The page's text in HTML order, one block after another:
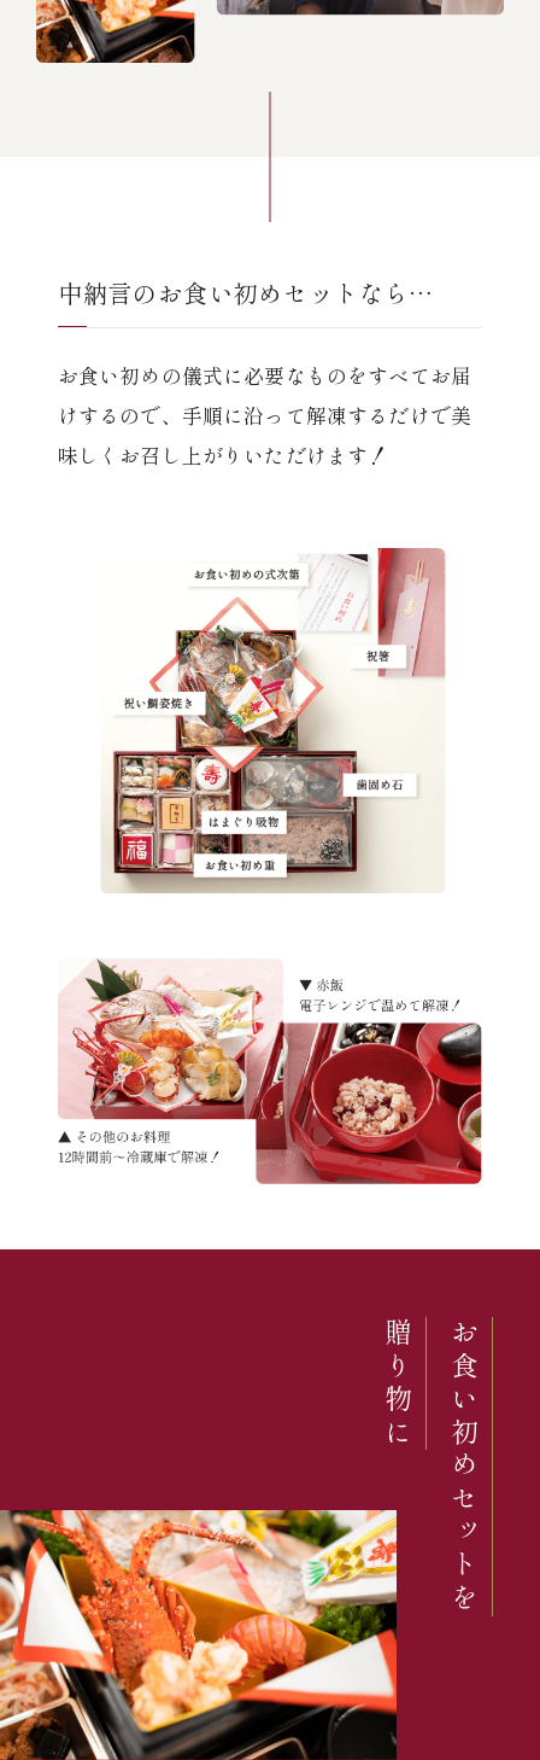
中納言のお食い初めセットなら…
お食い初めの儀式に必要なものをすべてお届
けするので、 手順に沿って解凍するだけで美
味しくお召し上がりいただけます！
お食い初めセットを
贈り物に